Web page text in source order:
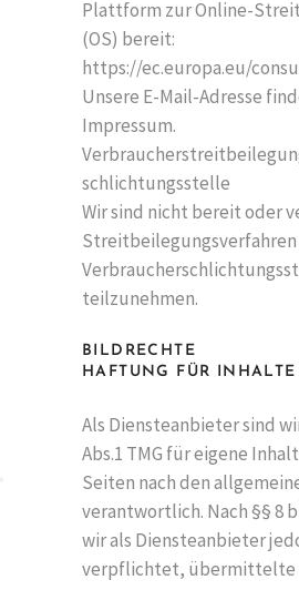
Plattform zur Online-
(OS) bereit:
https://ec.europa.eu/
Unsere E-Mail-Adresse
Impressum.
schlichtungs­stelle
Wir sind nicht bereit oder
Streitbeilegungsverfahren
teilzunehmen.
BILDRECHTE
HAFTUNG FÜR INHALTE
Als Diensteanbieter sind
Abs.1 TMG für eigene
Seiten nach den
verantwortlich. Nach §§ 8
wir als Diensteanbieter
verpflichtet, übermittelte